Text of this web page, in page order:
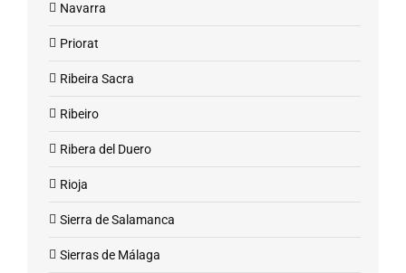
Navarra
Priorat
Ribeira Sacra
Ribeiro
Ribera del Duero
Rioja
Sierra de Salamanca
Sierras de Málaga